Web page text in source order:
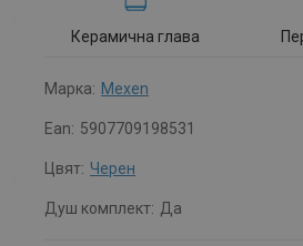
Керамична глава
Марка: Mexen
Ean: 5907709198531
Цвят: Черен
Душ комплект: Да